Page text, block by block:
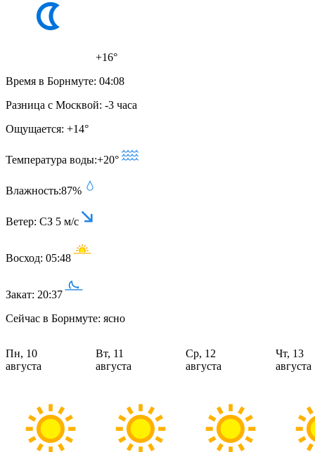
+16°
Время в Борнмуте: 04:08
Разница с Москвой: -3 часа
Ощущается: +14°
Температура воды:+20°
Влажность:87%
Ветер: СЗ 5 м/с
Восход: 05:48
Закат: 20:37
Сейчас в Борнмуте: ясно
Пн, 10
августа
Вт, 11
августа
Ср, 12
августа
Чт, 13
августа